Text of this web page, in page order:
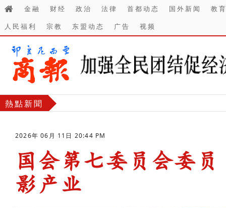
金融 财经 政治 法律 首都动态 国外新闻
教
人民福利
宗教 东盟动态 广告 视频
熱點新聞
2026年 06月 11日 20:44 PM
国会第七委员会委
影产业